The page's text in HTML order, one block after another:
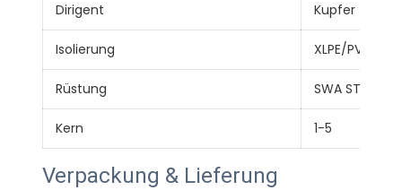
Dirigent Kupfer
Isolierung XLPE/PVC
Rüstung SWA STA
Kern 1-5
Verpackung & Lieferung